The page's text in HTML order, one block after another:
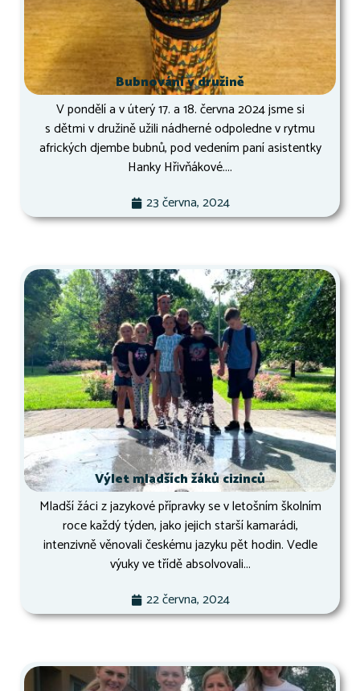
Bubnování v družině
V pondělí a v úterý 17. a 18. června 2024 jsme si
s dětmi v družině užili nádherné odpoledne v rytmu
afrických djembe bubnů, pod vedením paní asistentky
Hanky Hřivňákové....
23 června, 2024
Výlet mladších žáků cizinců
Mladší žáci z jazykové přípravky se v letošním školním
roce každý týden, jako jejich starší kamarádi,
intenzivně věnovali českému jazyku pět hodin. Vedle
výuky ve třídě absolvovali...
22 června, 2024